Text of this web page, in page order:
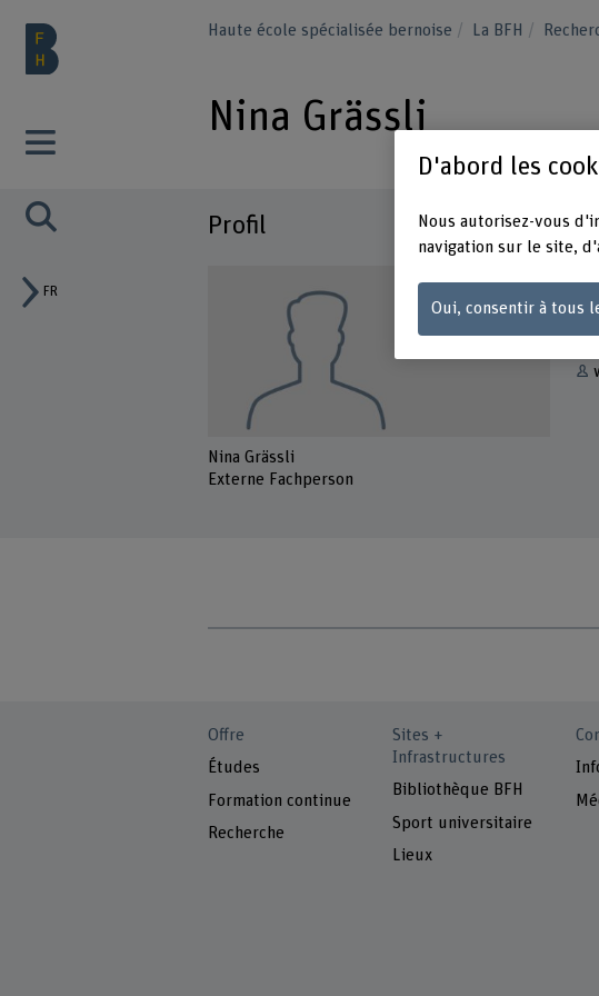
FR
Haute école spécialisée bernoise La BFH
Nina Grässli
Profil
Nina Grässli
Externe Fachperson
Offre
Études
Formation continue
Recherche
Sites +
Infrastructures
Bibliothèque BFH
Sport universitaire
Lieux
D'abord les
Nous autorisez-vous
navigation sur le site,
Oui, consentir à tous